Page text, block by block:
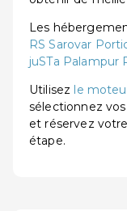
Les
RS Sarovar
juSTa Palampur
Utilisez le
sélectionnez
et réservez
étape.